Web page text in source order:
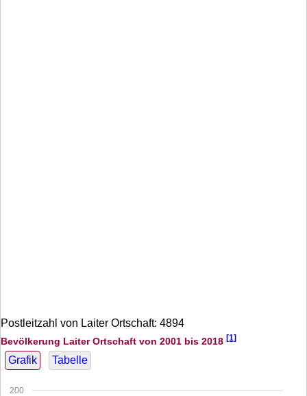
Postleitzahl von Laiter Ortschaft: 4894
Bevölkerung Laiter Ortschaft von 2001 bis 2018 [1]
Grafik Tabelle
200